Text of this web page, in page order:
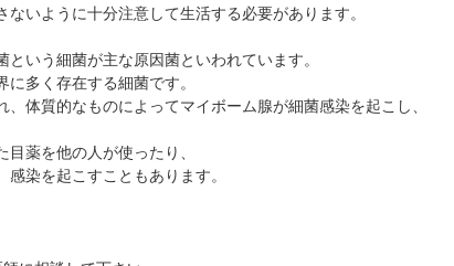
いように十分注意して生活する必要があります。
いう細菌が主な原因菌といわれています。
多く存在する細菌です。
体質的なものによってマイボーム腺が細菌感染を起こし、
薬を他の人が使ったり、
染を起こすこともあります。